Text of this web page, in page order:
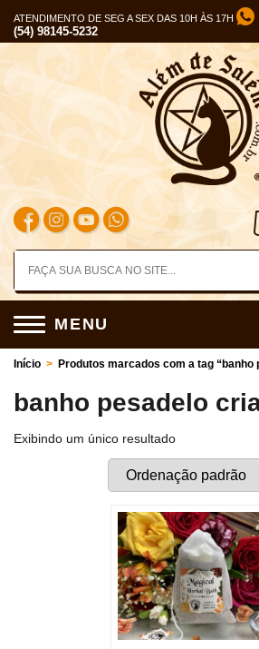
ATENDIMENTO DE SEG A SEX DAS 10H ÀS 17H
(54) 98145-5232
MENU
Início > Produtos marcados com a tag “banho
banho pesadelo
Exibindo um único resultado